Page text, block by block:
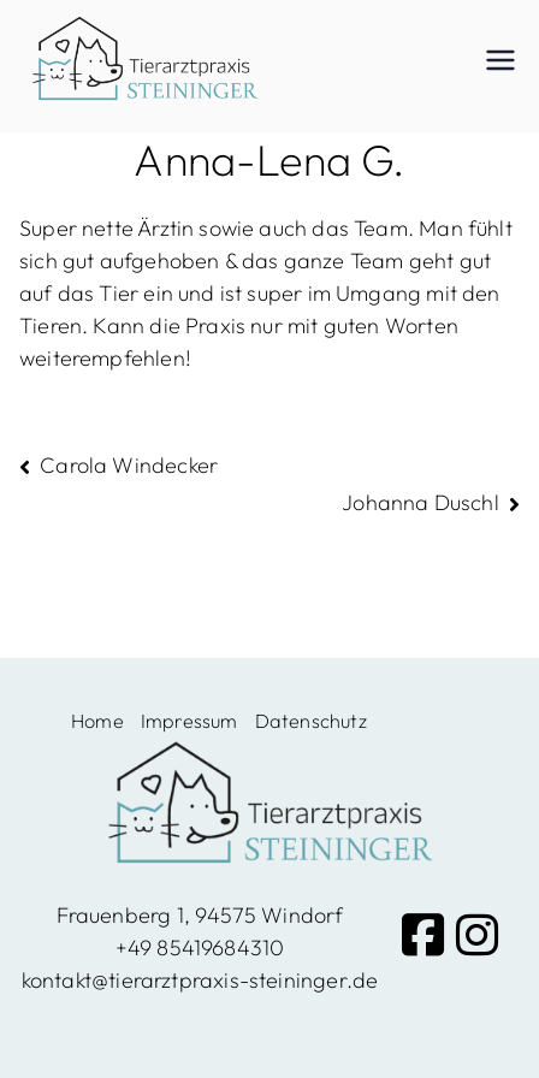
Inhalt
springen
ztpraxi
s
ger
rf,
Vilshof
en
Anna-Lena G.
Super nette Ärztin sowie auch das Team. Man fühlt
sich gut aufgehoben & das ganze Team geht gut
auf das Tier ein und ist super im Umgang mit den
Tieren. Kann die Praxis nur mit guten Worten
weiterempfehlen!
Beitragsnavigation
Carola Windecker
Johanna Duschl
Home Impressum Datenschutz
Frauenberg 1, 94575 Windorf
+49 85419684310
kontakt@tierarztpraxis-steininger.de